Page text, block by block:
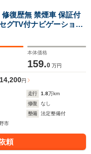
復歴無 禁煙車 保証付
グTV付ナビゲーション
ア 前後ドライブレコー
ー
本体価格
159.0 万円
14,200円
走行 1.8万km
修復
なし
整備
法定整備付
市
頼